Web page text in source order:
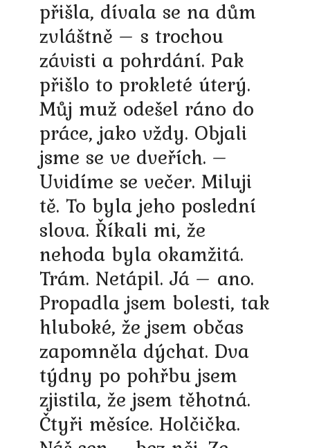
přišla, dívala se na dům
zvláštně – s trochou
závisti a pohrdání. Pak
přišlo to prokleté úterý.
Můj muž odešel ráno do
práce, jako vždy. Objali
jsme se ve dveřích. –
Uvidíme se večer. Miluji
tě. To byla jeho poslední
slova. Říkali mi, že
nehoda byla okamžitá.
Trám. Netápil. Já – ano.
Propadla jsem bolesti, tak
hluboké, že jsem občas
zapomněla dýchat. Dva
týdny po pohřbu jsem
zjistila, že jsem těhotná.
Čtyři měsíce. Holčička.